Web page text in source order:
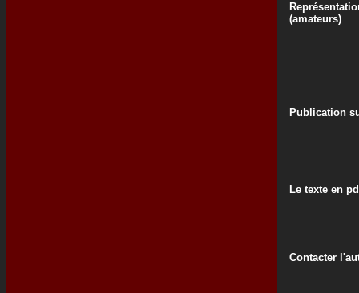
(amateurs)
Publication
Le texte en
Contacter